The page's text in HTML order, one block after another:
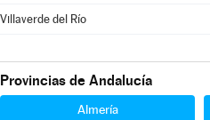
Villaverde del Río
Provincias de Andalucía
Almería